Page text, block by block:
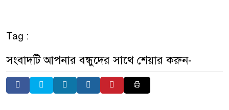
Tag :
সংবাদটি আপনার বন্ধুদের সাথে শেয়ার করুন-